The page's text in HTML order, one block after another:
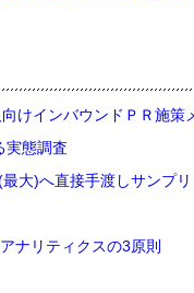
けインバウンドＰＲ施策
実態調査
大)へ直接手渡しサンプ
ナリティクスの3原則